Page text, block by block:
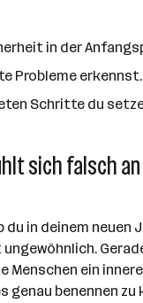
in der
Probleme erkennst.
Schritte du
sich falsch
du in deinem neuen
Menschen ein
genau benennen zu